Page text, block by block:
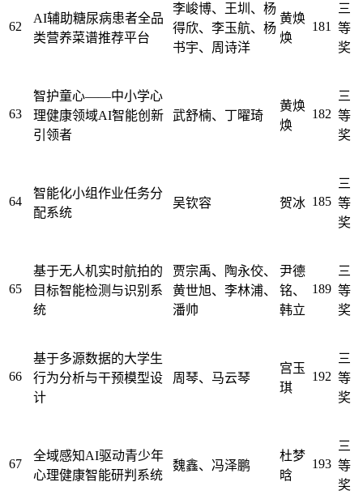
62
AI辅助糖尿病患者全品
类营养菜谱推荐平台
李峻博、王圳、杨
得欣、李玉航、杨
书宇、周诗洋
黄焕
焕
181
三
等
奖
63
智护童心——中小学心
理健康领域AI智能创新
引领者
武舒楠、丁曜琦
黄焕
焕
182
三
等
奖
64
智能化小组作业任务分
配系统
吴钦容 贺冰 185
三
等
奖
65
基于无人机实时航拍的
目标智能检测与识别系
统
贾宗禹、陶永佼、
黄世旭、李林浦、
潘帅
尹德
铭、
韩立
189
三
等
奖
66
基于多源数据的大学生
行为分析与干预模型设
计
周琴、马云琴
宫玉
琪
192
三
等
奖
67
全域感知AI驱动青少年
心理健康智能研判系统
魏鑫、冯泽鹏
杜梦
晗
193
三
等
奖